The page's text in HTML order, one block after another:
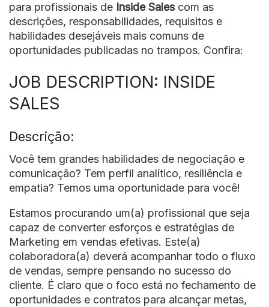
para profissionais de Inside Salescom as
descrições, responsabilidades, requisitos e
habilidades desejáveis mais comuns de
oportunidades publicadas no trampos. Confira:
JOB DESCRIPTION: INSIDE
SALES
Descrição:
Você tem grandes habilidades de negociação e
comunicação? Tem perfil analítico, resiliência e
empatia? Temos uma oportunidade para você!
Estamos procurando um(a) profissional que seja
capaz de converter esforços e estratégias de
Marketing em vendas efetivas. Este(a)
colaboradora(a) deverá acompanhar todo o fluxo
de vendas, sempre pensando no sucesso do
cliente. É claro que o foco está no fechamento de
oportunidades e contratos para alcançar metas,